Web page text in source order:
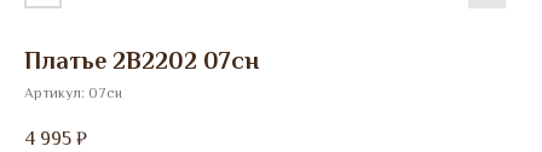
Платье 2B2202 07сн
Артикул: 07сн
4 995 ₽